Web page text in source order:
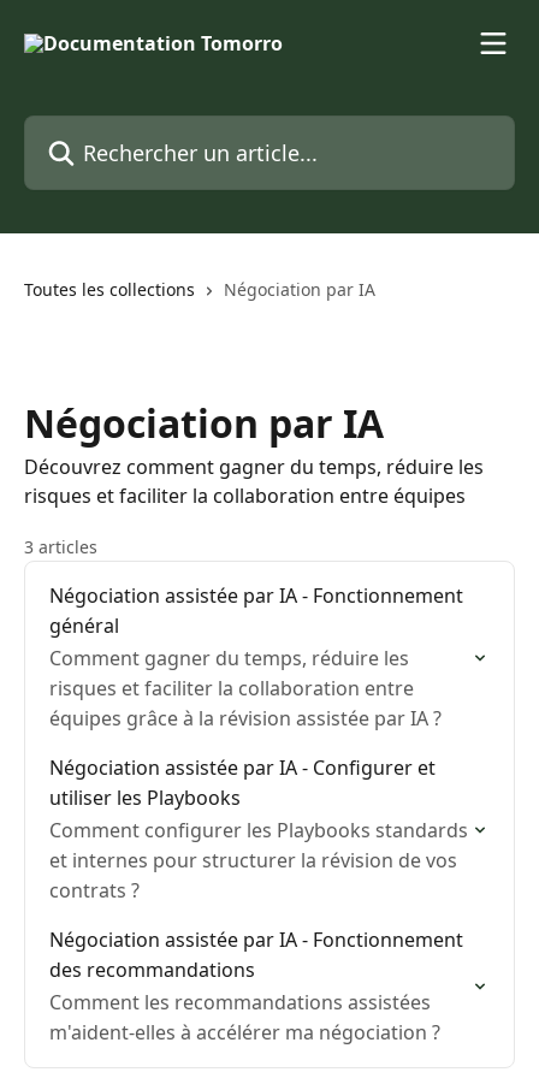
Rechercher un article...
Toutes les collections Négociation par IA
Négociation par IA
Découvrez comment gagner du temps, réduire les
risques et faciliter la collaboration entre équipes
3 articles
Négociation assistée par IA - Fonctionnement
général
Comment gagner du temps, réduire les
risques et faciliter la collaboration entre
équipes grâce à la révision assistée par IA ?
Négociation assistée par IA - Configurer et
utiliser les Playbooks
Comment configurer les Playbooks standards
et internes pour structurer la révision de vos
contrats ?
Négociation assistée par IA - Fonctionnement
des recommandations
Comment les recommandations assistées
m'aident-elles à accélérer ma négociation ?